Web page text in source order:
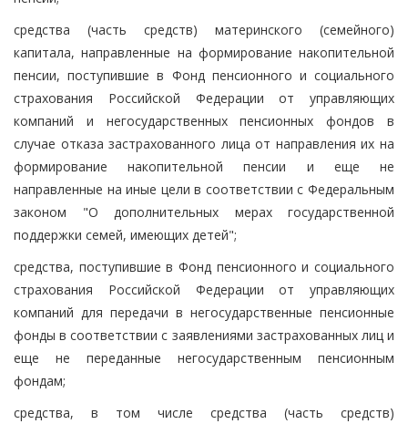
средства (часть средств) материнского (семейного)
капитала, направленные на формирование накопительной
пенсии, поступившие в Фонд пенсионного и социального
страхования Российской Федерации от управляющих
компаний и негосударственных пенсионных фондов в
случае отказа застрахованного лица от направления их на
формирование накопительной пенсии и еще не
направленные на иные цели в соответствии с Федеральным
законом "О дополнительных мерах государственной
поддержки семей, имеющих детей";
средства, поступившие в Фонд пенсионного и социального
страхования Российской Федерации от управляющих
компаний для передачи в негосударственные пенсионные
фонды в соответствии с заявлениями застрахованных лиц и
еще не переданные негосударственным пенсионным
фондам;
средства, в том числе средства (часть средств)